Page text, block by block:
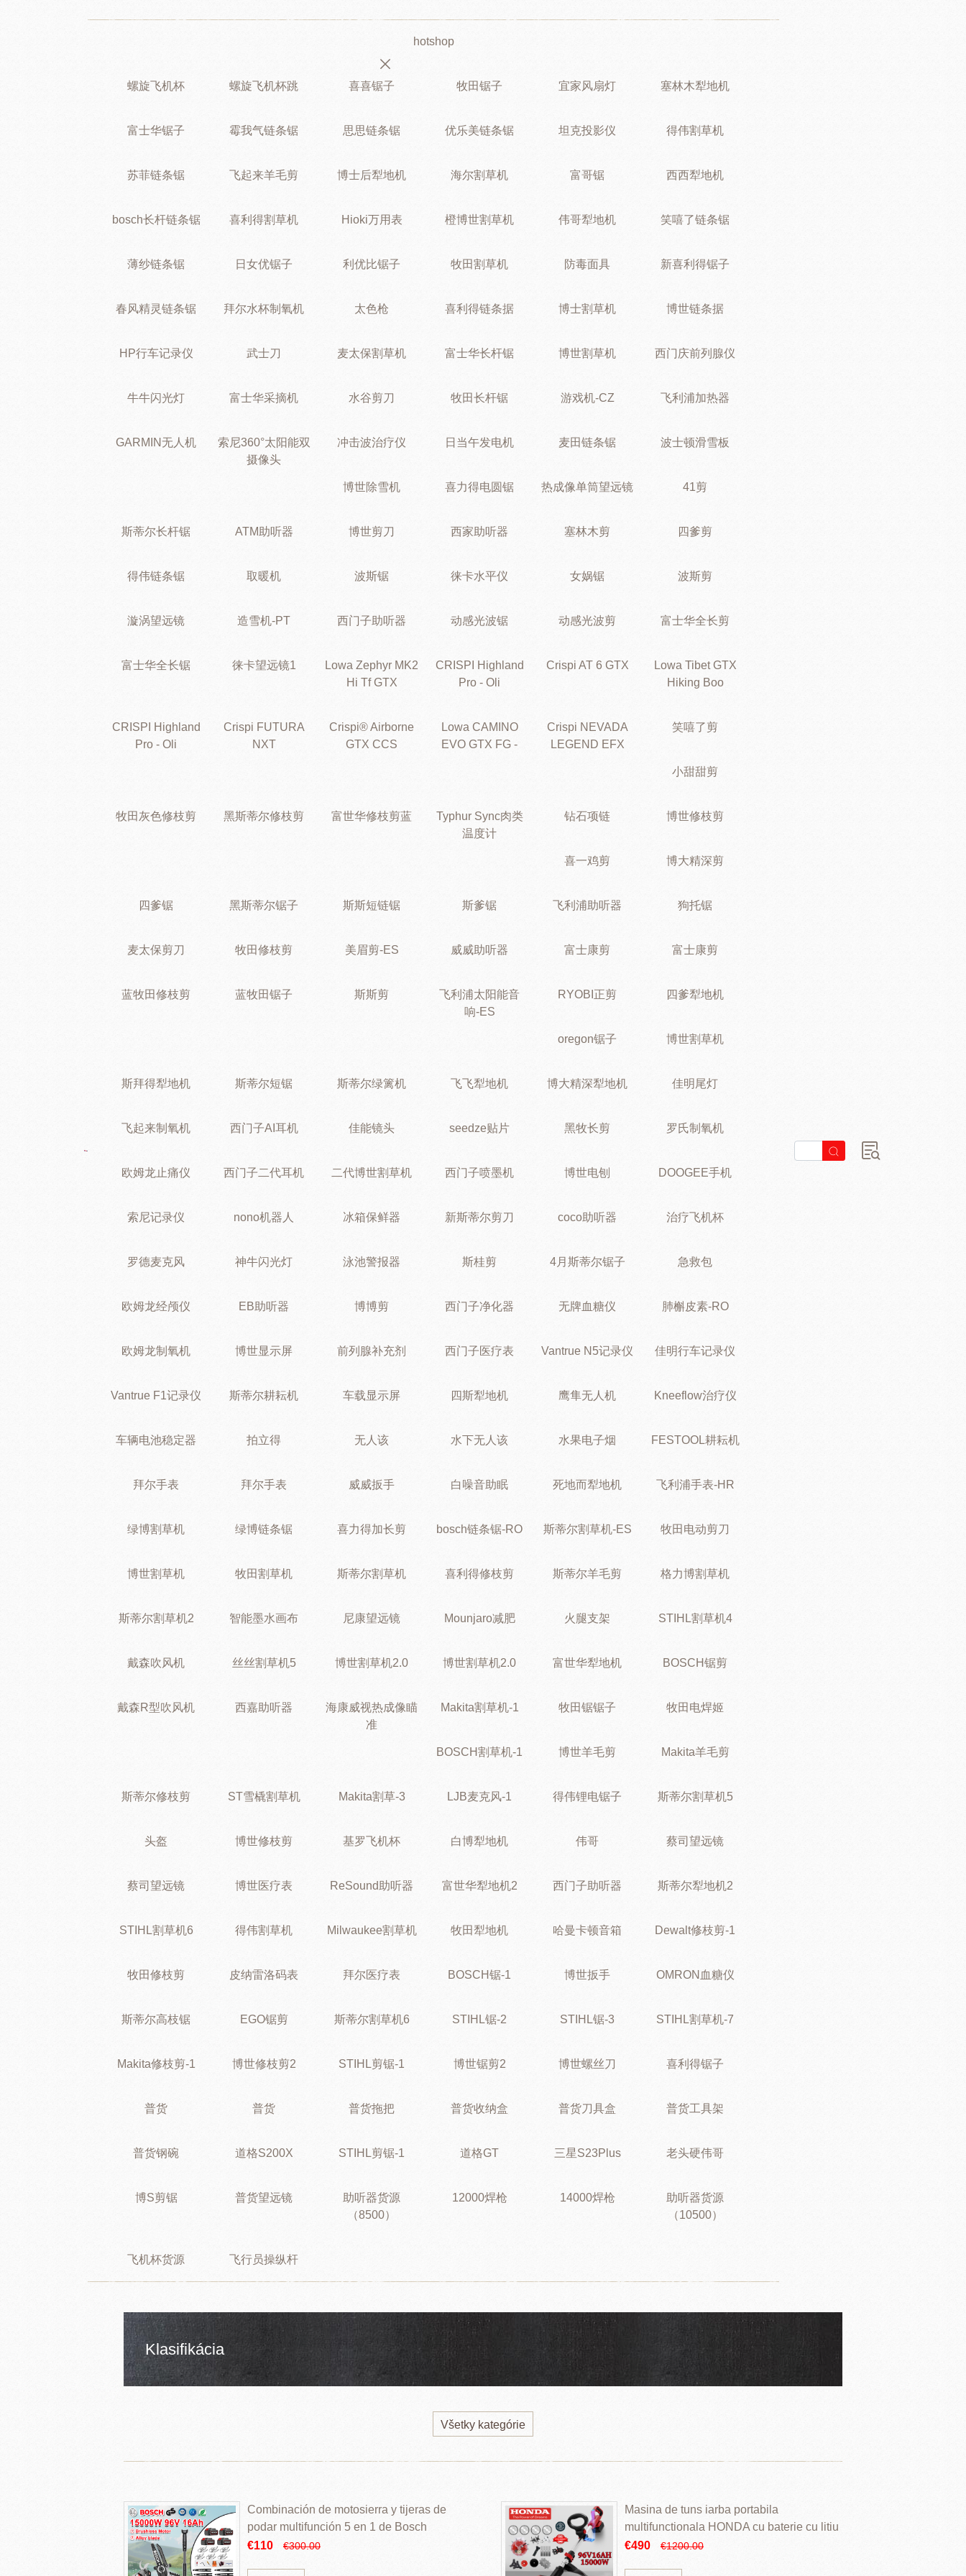
hotshop
螺旋飞机杯 螺旋飞机杯跳 喜喜锯子 牧田锯子 宜家风扇灯 塞林木犁地机
富士华锯子 霉我气链条锯 思思链条锯 优乐美链条锯 坦克投影仪 得伟割草机
苏菲链条锯 飞起来羊毛剪 博士后犁地机 海尔割草机 富哥锯 西西犁地机
bosch长杆链条锯 喜利得割草机 Hioki万用表 橙博世割草机 伟哥犁地机 笑嘻了链条锯
薄纱链条锯 日女优锯子 利优比锯子 牧田割草机 防毒面具 新喜利得锯子
春风精灵链条锯 拜尔水杯制氧机 太色枪 喜利得链条据 博士割草机 博世链条据
HP行车记录仪 武士刀 麦太保割草机 富士华长杆锯 博世割草机 西门庆前列腺仪
牛牛闪光灯 富士华采摘机 水谷剪刀 牧田长杆锯 游戏机-CZ 飞利浦加热器
GARMIN无人机
索尼360°太阳能双
摄像头
冲击波治疗仪 日当午发电机 麦田链条锯 波士顿滑雪板
博世除雪机 喜力得电圆锯 热成像单筒望远镜 41剪
斯蒂尔长杆锯 ATM助听器 博世剪刀 西家助听器 塞林木剪 四爹剪
得伟链条锯 取暖机 波斯锯 徕卡水平仪 女娲锯 波斯剪
漩涡望远镜 造雪机-PT 西门子助听器 动感光波锯 动感光波剪 富士华全长剪
富士华全长锯 徕卡望远镜1
Lowa Zephyr MK2
Hi Tf GTX
CRISPI Highland
Pro - Oli
Crispi AT 6 GTX
Lowa Tibet GTX
Hiking Boo
CRISPI Highland
Pro - Oli
Crispi FUTURA
NXT
Crispi® Airborne
GTX CCS
Lowa CAMINO
EVO GTX FG -
Crispi NEVADA
LEGEND EFX
笑嘻了剪
小甜甜剪
牧田灰色修枝剪 黑斯蒂尔修枝剪 富世华修枝剪蓝
Typhur Sync肉类
温度计
钻石项链 博世修枝剪
喜一鸡剪 博大精深剪
四爹锯 黑斯蒂尔锯子 斯斯短链锯 斯爹锯 飞利浦助听器 狗托锯
麦太保剪刀 牧田修枝剪 美眉剪-ES 威威助听器 富士康剪 富士康剪
蓝牧田修枝剪 蓝牧田锯子 斯斯剪
飞利浦太阳能音
响-ES
RYOBI正剪 四爹犁地机
oregon锯子 博世割草机
斯拜得犁地机 斯蒂尔短锯 斯蒂尔绿篱机 飞飞犁地机 博大精深犁地机 佳明尾灯
飞起来制氧机 西门子AI耳机 佳能镜头 seedze贴片 黑牧长剪 罗氏制氧机
欧姆龙止痛仪 西门子二代耳机 二代博世割草机 西门子喷墨机 博世电刨 DOOGEE手机
索尼记录仪 nono机器人 冰箱保鲜器 新斯蒂尔剪刀 coco助听器 治疗飞机杯
罗德麦克风 神牛闪光灯 泳池警报器 斯桂剪 4月斯蒂尔锯子 急救包
欧姆龙经颅仪 EB助听器 博博剪 西门子净化器 无牌血糖仪 肺槲皮素-RO
欧姆龙制氧机 博世显示屏 前列腺补充剂 西门子医疗表 Vantrue N5记录仪 佳明行车记录仪
Vantrue F1记录仪 斯蒂尔耕耘机 车载显示屏 四斯犁地机 鹰隼无人机 Kneeflow治疗仪
车辆电池稳定器 拍立得 无人该 水下无人该 水果电子烟 FESTOOL耕耘机
拜尔手表 拜尔手表 威威扳手 白噪音助眠 死地而犁地机 飞利浦手表-HR
绿博割草机 绿博链条锯 喜力得加长剪 bosch链条锯-RO 斯蒂尔割草机-ES 牧田电动剪刀
博世割草机 牧田割草机 斯蒂尔割草机 喜利得修枝剪 斯蒂尔羊毛剪 格力博割草机
斯蒂尔割草机2 智能墨水画布 尼康望远镜 Mounjaro减肥 火腿支架 STIHL割草机4
戴森吹风机 丝丝割草机5 博世割草机2.0 博世割草机2.0 富世华犁地机 BOSCH锯剪
戴森R型吹风机 西嘉助听器
海康威视热成像瞄
准
Makita割草机-1 牧田锯锯子 牧田电焊姬
BOSCH割草机-1 博世羊毛剪 Makita羊毛剪
斯蒂尔修枝剪 ST雪橇割草机 Makita割草-3 LJB麦克风-1 得伟锂电锯子 斯蒂尔割草机5
头盔 博世修枝剪 基罗飞机杯 白博犁地机 伟哥 蔡司望远镜
蔡司望远镜 博世医疗表 ReSound助听器 富世华犁地机2 西门子助听器 斯蒂尔犁地机2
STIHL割草机6 得伟割草机 Milwaukee割草机 牧田犁地机 哈曼卡顿音箱 Dewalt修枝剪-1
牧田修枝剪 皮纳雷洛码表 拜尔医疗表 BOSCH锯-1 博世扳手 OMRON血糖仪
斯蒂尔高枝锯 EGO锯剪 斯蒂尔割草机6 STIHL锯-2 STIHL锯-3 STIHL割草机-7
Makita修枝剪-1 博世修枝剪2 STIHL剪锯-1 博世锯剪2 博世螺丝刀 喜利得锯子
普货 普货 普货拖把 普货收纳盒 普货刀具盒 普货工具架
普货钢碗 道格S200X STIHL剪锯-1 道格GT 三星S23Plus 老头硬伟哥
博S剪锯 普货望远镜
助听器货源
（8500）
12000焊枪 14000焊枪
助听器货源
（10500）
飞机杯货源 飞行员操纵杆
Klasifikácia
Všetky kategórie
Combinación de motosierra y tijeras de
podar multifunción 5 en 1 de Bosch
€110
€300.00
Masina de tuns iarba portabila
multifunctionala HONDA cu baterie cu litiu
€490
€1200.00